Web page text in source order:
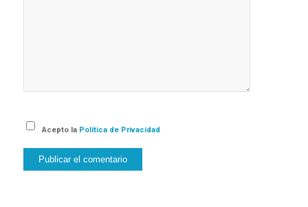
Acepto la Política de Privacidad